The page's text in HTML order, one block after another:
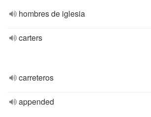
hombres de iglesia
carters
carreteros
appended